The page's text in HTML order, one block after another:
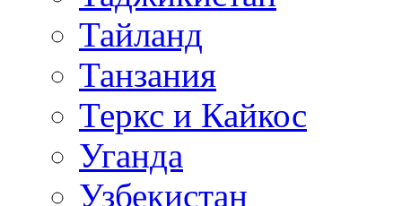
Тайланд
Танзания
Теркс и Кайкос
Уганда
Узбекистан